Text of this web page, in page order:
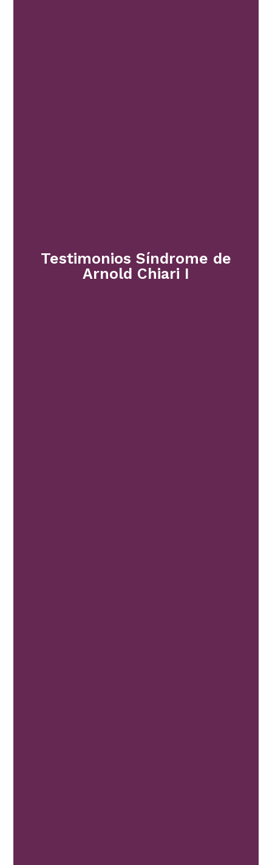
Testimonios Síndrome de
Arnold Chiari I